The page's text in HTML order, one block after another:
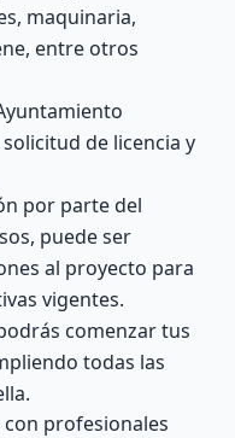
maquinaria,
entre otros
de licencia y
por parte del
puede ser
al proyecto para
vigentes.
comenzar tus
todas las
profesionales